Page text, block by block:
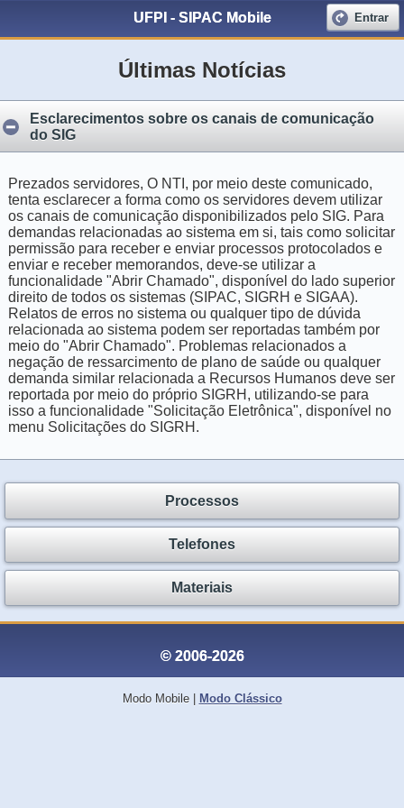
UFPI - SIPAC Mobile Entrar
Últimas Notícias
Esclarecimentos sobre os canais de comunicação
do SIG
Prezados servidores, O NTI, por meio deste comunicado,
tenta esclarecer a forma como os servidores devem utilizar
os canais de comunicação disponibilizados pelo SIG. Para
demandas relacionadas ao sistema em si, tais como solicitar
permissão para receber e enviar processos protocolados e
enviar e receber memorandos, deve-se utilizar a
funcionalidade "Abrir Chamado", disponível do lado superior
direito de todos os sistemas (SIPAC, SIGRH e SIGAA).
Relatos de erros no sistema ou qualquer tipo de dúvida
relacionada ao sistema podem ser reportadas também por
meio do "Abrir Chamado". Problemas relacionados a
negação de ressarcimento de plano de saúde ou qualquer
demanda similar relacionada a Recursos Humanos deve ser
reportada por meio do próprio SIGRH, utilizando-se para
isso a funcionalidade "Solicitação Eletrônica", disponível no
menu Solicitações do SIGRH.
Processos
Telefones
Materiais
© 2006-2026
Modo Mobile| Modo Clássico